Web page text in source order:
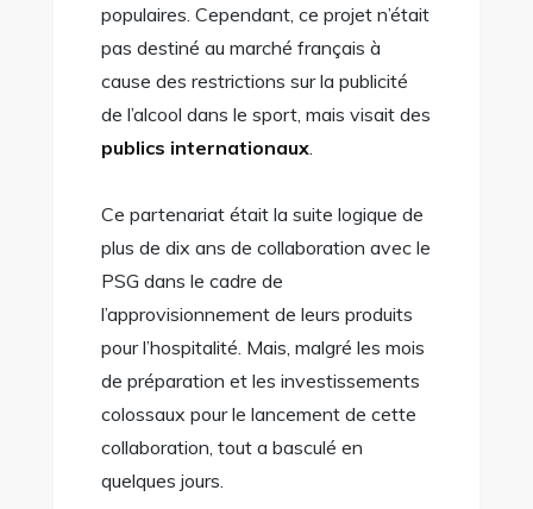
populaires. Cependant, ce projet n’était
pas destiné au marché français à
cause des restrictions sur la publicité
de l’alcool dans le sport, mais visait des
publics internationaux.
Ce partenariat était la suite logique de
plus de dix ans de collaboration avec le
PSG dans le cadre de
l’approvisionnement de leurs produits
pour l’hospitalité. Mais, malgré les mois
de préparation et les investissements
colossaux pour le lancement de cette
collaboration, tout a basculé en
quelques jours.